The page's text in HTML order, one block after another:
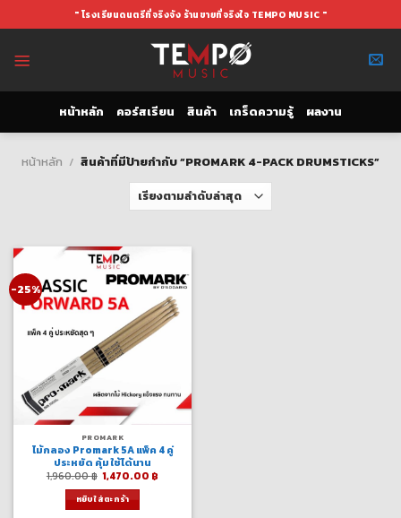
to
" โรงเรียนดนตรีที่จริงจัง ร้านขายที่จริงใจ TEMPO MUSIC "
หน้าหลัก คอร์สเรียน สินค้า เกร็ดความรู้ ผลงาน
หน้าหลัก / สินค้าที่มีป้ายกำกับ “PROMARK 4-PACK DRUMSTICKS”
-25%
PROMARK
ไม้กลอง Promark 5A แพ็ค 4 คู่
ประหยัด คุ้ม ใช้ได้นาน
1,960.00฿ Original
price
was:
1,960.00 ฿.
1,470.00 ฿
หยิบใส่ตะกร้า